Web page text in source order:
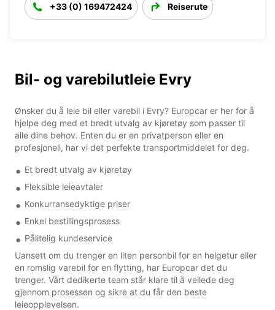
+33 (0) 169472424 Reiserute
Bil- og varebilutleie Evry
Ønsker du å leie bil eller varebil i Evry? Europcar er her for å
hjelpe deg med et bredt utvalg av kjøretøy som passer til
alle dine behov. Enten du er en privatperson eller en
profesjonell, har vi det perfekte transportmiddelet for deg.
Et bredt utvalg av kjøretøy
Fleksible leieavtaler
Konkurransedyktige priser
Enkel bestillingsprosess
Pålitelig kundeservice
Uansett om du trenger en liten personbil for en helgetur eller
en romslig varebil for en flytting, har Europcar det du
trenger. Vårt dedikerte team står klare til å veilede deg
gjennom prosessen og sikre at du får den beste
leieopplevelsen.